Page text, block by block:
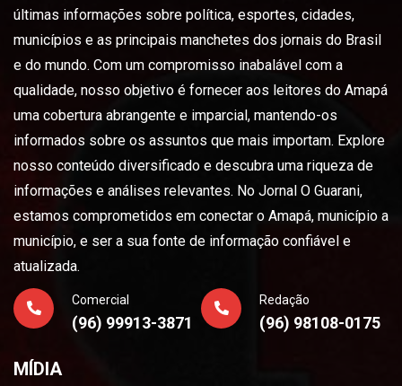
últimas informações sobre política, esportes, cidades,
municípios e as principais manchetes dos jornais do Brasil
e do mundo. Com um compromisso inabalável com a
qualidade, nosso objetivo é fornecer aos leitores do Amapá
uma cobertura abrangente e imparcial, mantendo-os
informados sobre os assuntos que mais importam. Explore
nosso conteúdo diversificado e descubra uma riqueza de
informações e análises relevantes. No Jornal O Guarani,
estamos comprometidos em conectar o Amapá, município a
município, e ser a sua fonte de informação confiável e
atualizada.
Comercial
(96) 99913-3871
Redação
(96) 98108-0175
MÍDIA